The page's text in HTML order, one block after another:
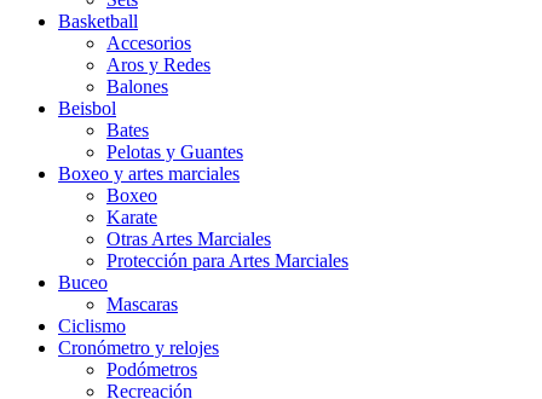
Basketball
Accesorios
Aros y Redes
Balones
Beisbol
Bates
Pelotas y Guantes
Boxeo y artes marciales
Boxeo
Karate
Otras Artes Marciales
Protección para Artes Marciales
Buceo
Mascaras
Ciclismo
Cronómetro y relojes
Podómetros
Recreación